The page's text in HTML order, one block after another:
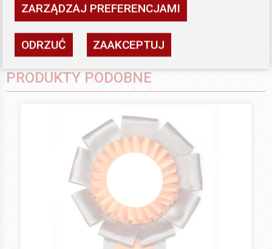
PRODUKTY PODOBNE
ZARZĄDZAJ PREFERENCJAMI
ODRZUĆ ZAAKCEPTUJ